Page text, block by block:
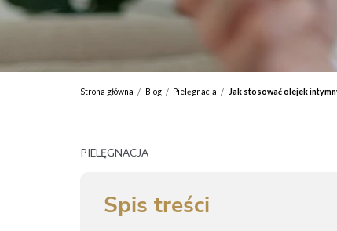
Strona główna / Blog / Pielęgnacja / Jak stosować olejek
PIELĘGNACJA
Spis treści